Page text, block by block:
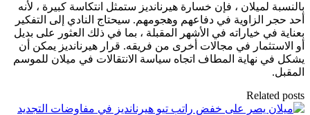
بالنسبة لميلان ، فإن خسارة هيرنانديز ستمثل انتكاسة كبيرة ، لأنه
أحد حجر الزاوية في دفاعهم وهجومهم. سيحتاج النادي إلى التفكير
بعناية في خياراته في الأشهر المقبلة ، بما في ذلك العثور على بديل
أو الاستثمار في مجالات أخرى من فريقه. قرار هيرنانديز يمكن أن
يشكل في نهاية المطاف اتجاه سياسة الانتقالات في ميلان للموسم
المقبل.
Related posts